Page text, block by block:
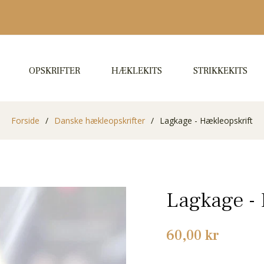
OPSKRIFTER HÆKLEKITS STRIKKEKITS
Forside / Danske hækleopskrifter / Lagkage - Hækleopskrift
Lagkage
Normalpris
60,00 kr